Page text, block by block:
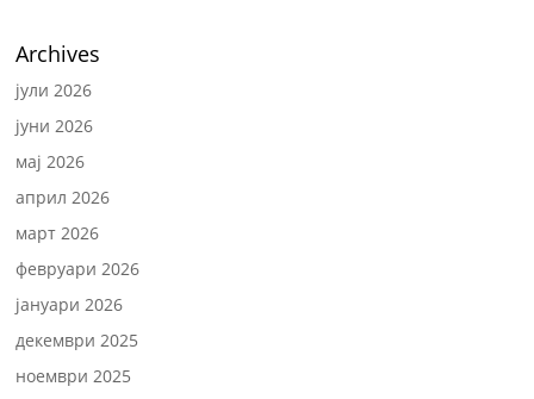
Archives
јули 2026
јуни 2026
мај 2026
април 2026
март 2026
февруари 2026
јануари 2026
декември 2025
ноември 2025